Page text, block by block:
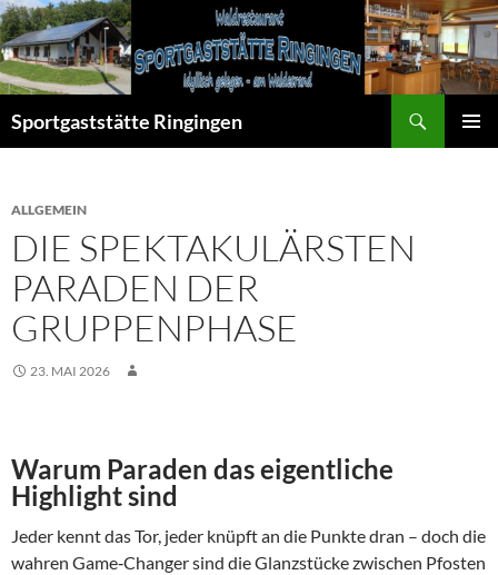
Zum
Inhalt
springen
Sportgaststätte Ringingen
ALLGEMEIN
DIE SPEKTAKULÄRSTEN
PARADEN DER
GRUPPENPHASE
23. MAI 2026
Warum Paraden das eigentliche
Highlight sind
Jeder kennt das Tor, jeder knüpft an die Punkte dran – doch die
wahren Game‑Changer sind die Glanzstücke zwischen Pfosten